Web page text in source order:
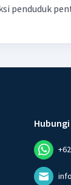
penduduk